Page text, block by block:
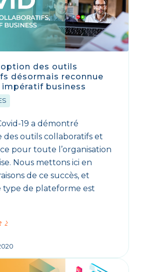
des outils
désormais reconnue
business
19 a démontré
des outils collaboratifs et
pour toute l’organisation
Nous mettons ici en
de ce succès, et
type de plateforme est